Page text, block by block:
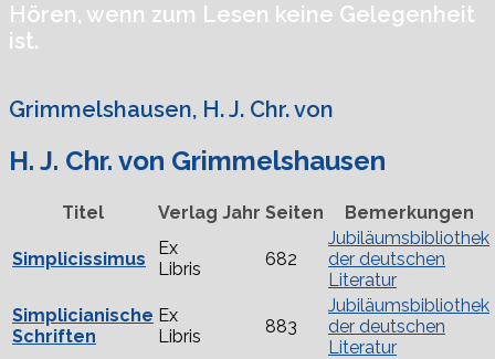
Hören, wenn zum Lesen keine Gelegenheit
ist.
Grimmelshausen, H. J. Chr. von
H. J. Chr. von Grimmelshausen
Titel Verlag Jahr Seiten Bemerkungen
Simplicissimus
Ex
Libris
682
Jubiläumsbibliothek
der deutschen
Literatur
Simplicianische
Schriften
Ex
Libris
883
Jubiläumsbibliothek
der deutschen
Literatur